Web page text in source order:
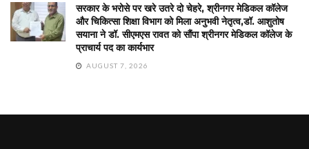
सरकार के भरोसे पर खरे उतरे दो चेहरे, श्रीनगर मेडिकल कॉलेज
और चिकित्सा शिक्षा विभाग को मिला अनुभवी नेतृत्व,डॉ. आशुतोष
सयाना ने डॉ. सीएमएस रावत को सौंपा श्रीनगर मेडिकल कॉलेज के
प्राचार्य पद का कार्यभार
AUGUST 7, 2026